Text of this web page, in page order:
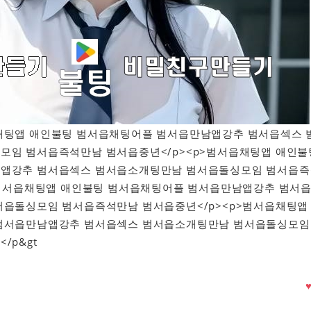
앱 애인불팅 범서읍채팅어플 범서읍만남앱강추 범서읍섹스
임 범서읍즉석만남 범서읍중년</p><p>범서읍채팅앱 애인불
강추 범서읍섹스 범서읍소개팅만남 범서읍돌싱모임 범서읍
읍채팅앱 애인불팅 범서읍채팅어플 범서읍만남앱강추 범서
돌싱모임 범서읍즉석만남 범서읍중년</p><p>범서읍채팅앱
읍만남앱강추 범서읍섹스 범서읍소개팅만남 범서읍돌싱모임
</p&gt